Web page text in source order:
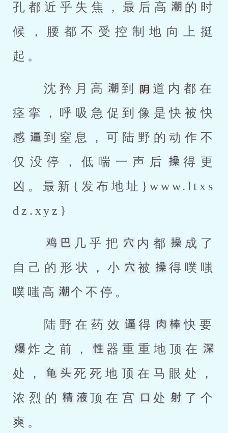
孔都近乎失焦，最后高
的时
候，腰都不受控制地向上挺
起。
沈矜月高 到
道内都在
痉挛，呼吸急促到像是快被快
感
到窒息，可陆野的动作不
仅没停，低喘一声后
得更
凶。最新{发布地址}www.ltxs
dz.xyz}
几乎把 内都
成了
自己的形状，小
被
得噗嗤
噗嗤高
个不停。
陆野在药效 得
快要
炸之前，
器重重地顶在
处，
死死地顶在马眼处，
浓烈的
顶在宫 处
了个
爽。